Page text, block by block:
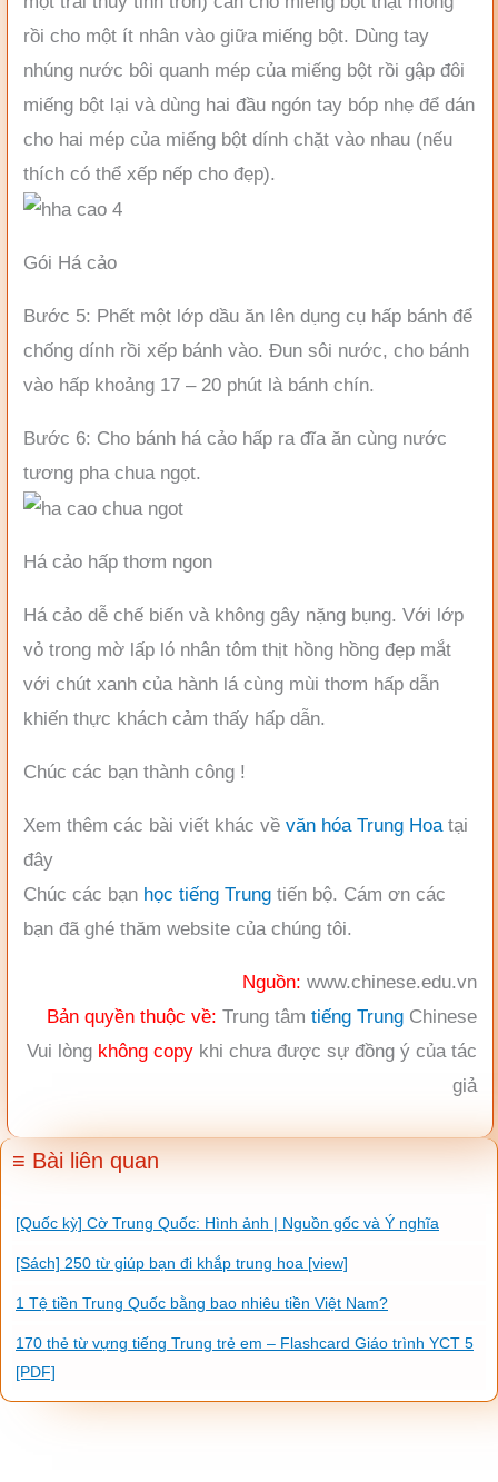
rồi cho một ít nhân vào giữa miếng bột. Dùng tay
nhúng nước bôi quanh mép của miếng bột rồi gập đôi
miếng bột lại và dùng hai đầu ngón tay bóp nhẹ để dán
cho hai mép của miếng bột dính chặt vào nhau (nếu
thích có thể xếp nếp cho đẹp).
Gói Há cảo
Bước 5: Phết một lớp dầu ăn lên dụng cụ hấp bánh để
chống dính rồi xếp bánh vào. Đun sôi nước, cho bánh
vào hấp khoảng 17 – 20 phút là bánh chín.
Bước 6: Cho bánh há cảo hấp ra đĩa ăn cùng nước
tương pha chua ngọt.
Há cảo hấp thơm ngon
Há cảo dễ chế biến và không gây nặng bụng. Với lớp
vỏ trong mờ lấp ló nhân tôm thịt hồng hồng đẹp mắt
với chút xanh của hành lá cùng mùi thơm hấp dẫn
khiến thực khách cảm thấy hấp dẫn.
Chúc các bạn thành công !
Xem thêm các bài viết khác về văn hóa Trung Hoatại
đây
Chúc các bạn học tiếng Trung tiến bộ. Cám ơn các
bạn đã ghé thăm website của chúng tôi.
Nguồn: www.chinese.edu.vn
Bản quyền thuộc về: Trung tâm tiếng Trung Chinese
Vui lòng không copy khi chưa được sự đồng ý của tác
giả
≡ Bài liên quan
[Quốc kỳ] Cờ Trung Quốc: Hình ảnh | Nguồn gốc và Ý nghĩa
[Sách] 250 từ giúp bạn đi khắp trung hoa [view]
1 Tệ tiền Trung Quốc bằng bao nhiêu tiền Việt Nam?
170 thẻ từ vựng tiếng Trung trẻ em – Flashcard Giáo trình YCT 5
[PDF]